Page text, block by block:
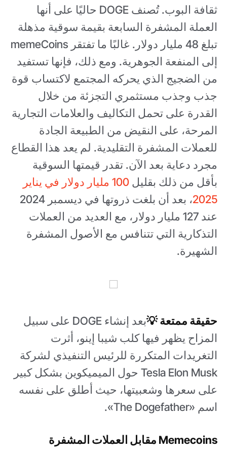
ثقافة البوب. تُصنف DOGE حاليًا على أنها
العملة المشفرة السابعة بقيمة سوقية مذهلة
تبلغ 48 مليار دولار. غالبًا ما تفتقر memeCoins
إلى المنفعة الجوهرية. ومع ذلك، فإنها تستفيد
من الضجيج الذي يحركه المجتمع لاكتساب قوة
جذب وجذب مستثمري التجزئة من خلال
القدرة على تحمل التكاليف والعلامات التجارية
المرحة، على النقيض من الطبيعة الجادة
للعملات المشفرة التقليدية. لم يعد هذا القطاع
مجرد دعاية بعد الآن. تقدر قيمتها السوقية
بأقل من ذلك بقليل
100 مليار دولار في يناير
2025
، بعد أن بلغت ذروتها في ديسمبر 2024
عند 127 مليار دولار، مع العديد من العملات
التذكارية التي تتنافس مع الأصول المشفرة
الشهيرة.
حقيقة ممتعة 💡
بعد إنشاء DOGE على سبيل
المزاح يظهر فيها كلب شيبا إينو، أثرت
التغريدات المتكررة للرئيس التنفيذي لشركة
Tesla Elon Musk حول الميميكوين بشكل كبير
على سعرها وشعبيتها، حيث أطلق على نفسه
اسم «The Dogefather».
Memecoins مقابل العملات المشفرة